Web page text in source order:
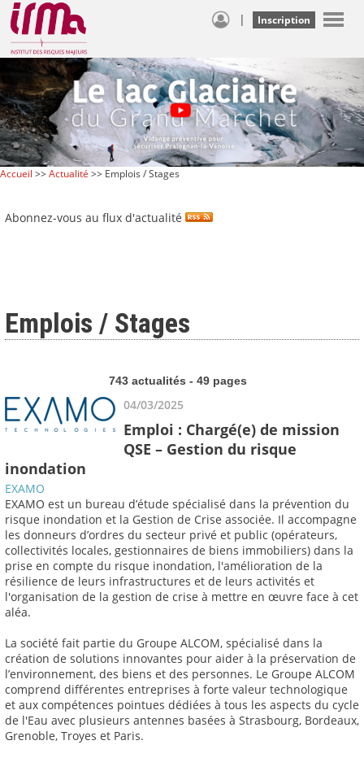
| Inscription
Accueil >>Actualité >> Emplois / Stages
Abonnez-vous au flux d'actualité
Emplois / Stages
743 actualités - 49 pages
04/03/2025
Emploi : Chargé(e) de mission
QSE – Gestion du risque
inondation
EXAMO
EXAMO est un bureau d’étude spécialisé dans la prévention du
risque inondation et la Gestion de Crise associée. Il accompagne
les donneurs d’ordres du secteur privé et public (opérateurs,
collectivités locales, gestionnaires de biens immobiliers) dans la
prise en compte du risque inondation, l'amélioration de la
résilience de leurs infrastructures et de leurs activités et
l'organisation de la gestion de crise à mettre en œuvre face à cet
aléa.
La société fait partie du Groupe ALCOM, spécialisé dans la
création de solutions innovantes pour aider à la préservation de
l’environnement, des biens et des personnes. Le Groupe ALCOM
comprend différentes entreprises à forte valeur technologique
et aux compétences pointues dédiées à tous les aspects du cycle
de l'Eau avec plusieurs antennes basées à Strasbourg, Bordeaux,
Grenoble, Troyes et Paris.